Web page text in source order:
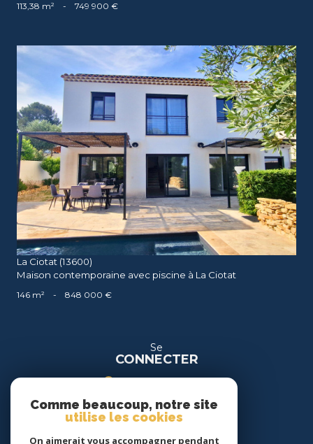
113,38 m² - 749 900 €
voir le bien
La Ciotat (13600)
Maison contemporaine avec piscine à La Ciotat
146 m² - 848 000 €
Se
CONNECTER
espace location
Comme beaucoup, notre site
utilise les cookies
On aimerait vous accompagner pendant